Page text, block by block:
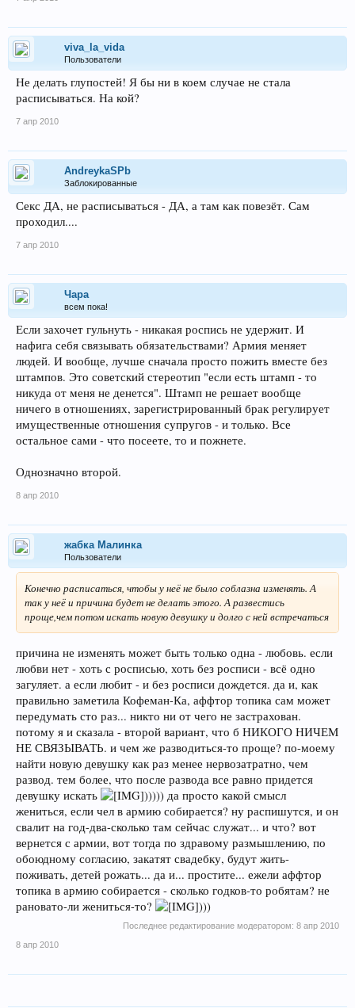
viva_la_vida
Пользователи
Не делать глупостей! Я бы ни в коем случае не стала
расписываться. На кой?
7 апр 2010
AndreykaSPb
Заблокированные
Секс ДА, не расписываться - ДА, а там как повезёт. Сам
проходил....
7 апр 2010
Чара
всем пока!
Если захочет гульнуть - никакая роспись не удержит. И
нафига себя связывать обязательствами? Армия меняет
людей. И вообще, лучше сначала просто пожить вместе без
штампов. Это советский стереотип "если есть штамп - то
никуда от меня не денется". Штамп не решает вообще
ничего в отношениях, зарегистрированный брак регулирует
имущественные отношения супругов - и только. Все
остальное сами - что посеете, то и пожнете.
Однозначно второй.
8 апр 2010
жабка Малинка
Пользователи
Конечно расписаться, чтобы у неё не было соблазна изменять. А
так у неё и причина будет не делать этого. А развестись
проще,чем потом искать новую девушку и долго с ней встречаться
причина не изменять может быть только одна - любовь. если
любви нет - хоть с росписью, хоть без росписи - всё одно
загуляет. а если любит - и без росписи дождется. да и, как
правильно заметила Кофеман-Ка, аффтор топика сам может
передумать сто раз... никто ни от чего не застрахован.
потому я и сказала - второй вариант, что б НИКОГО НИЧЕМ
НЕ СВЯЗЫВАТЬ. и чем же разводиться-то проще? по-моему
найти новую девушку как раз менее нервозатратно, чем
развод. тем более, что после развода все равно придется
девушку искать
))))) да просто какой смысл
жениться, если чел в армию собирается? ну распишутся, и он
свалит на год-два-сколько там сейчас служат... и что? вот
вернется с армии, вот тогда по здравому размышлению, по
обоюдному согласию, закатят свадебку, будут жить-
поживать, детей рожать... да и... простите... ежели аффтор
топика в армию собирается - сколько годков-то робятам? не
рановато-ли жениться-то?
)))
Последнее редактирование модератором: 8 апр 2010
8 апр 2010